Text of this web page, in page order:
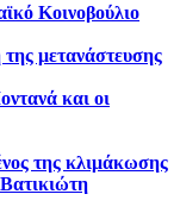
Κοινοβούλιο
μετανάστευσης
και οι
της κλιμάκωσης